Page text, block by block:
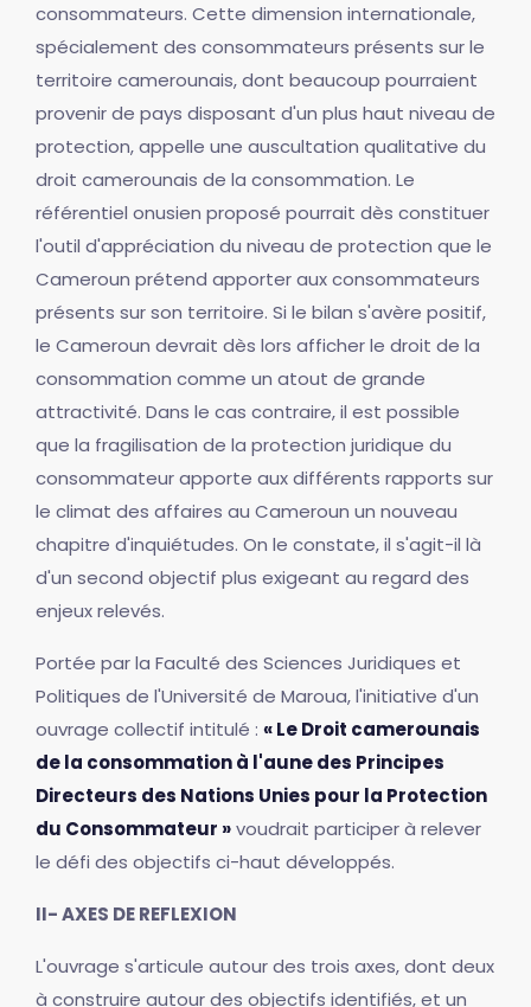
consommateurs. Cette dimension internationale,
spécialement des consommateurs présents sur le
territoire camerounais, dont beaucoup pourraient
provenir de pays disposant d'un plus haut niveau de
protection, appelle une auscultation qualitative du
droit camerounais de la consommation. Le
référentiel onusien proposé pourrait dès constituer
l'outil d'appréciation du niveau de protection que le
Cameroun prétend apporter aux consommateurs
présents sur son territoire. Si le bilan s'avère positif,
le Cameroun devrait dès lors afficher le droit de la
consommation comme un atout de grande
attractivité. Dans le cas contraire, il est possible
que la fragilisation de la protection juridique du
consommateur apporte aux différents rapports sur
le climat des affaires au Cameroun un nouveau
chapitre d'inquiétudes. On le constate, il s'agit-il là
d'un second objectif plus exigeant au regard des
enjeux relevés.
Portée par la Faculté des Sciences Juridiques et
Politiques de l'Université de Maroua, l'initiative d'un
ouvrage collectif intitulé : « Le Droit camerounais
de la consommation à l'aune des Principes
Directeurs des Nations Unies pour la Protection
du Consommateur »voudrait participer à relever
le défi des objectifs ci-haut développés.
II- AXES DE REFLEXION
L'ouvrage s'articule autour des trois axes, dont deux
à construire autour des objectifs identifiés, et un